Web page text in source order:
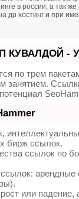
в россии, а
др хостинг и при
КУВАЛДОЙ -
по трем
занятием.
бирж ссылок.
ссылок по
арендные
или